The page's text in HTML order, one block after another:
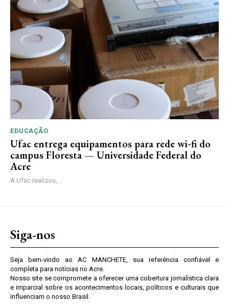
EDUCAÇÃO
Ufac entrega equipamentos para rede wi-fi do
campus Floresta — Universidade Federal do
Acre
A Ufac realizou,...
Siga-nos
Seja bem-vindo ao AC MANCHETE, sua referência confiável e
completa para notícias no Acre.
Nosso site se compromete a oferecer uma cobertura jornalística clara
e imparcial sobre os acontecimentos locais, políticos e culturais que
influenciam o nosso Brasil.